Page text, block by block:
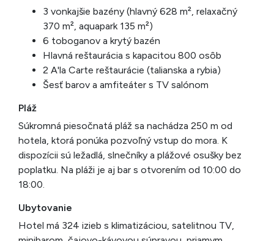
3 vonkajšie bazény (hlavný 628 m², relaxačný
370 m², aquapark 135 m²)
6 toboganov a krytý bazén
Hlavná reštaurácia s kapacitou 800 osôb
2 A'la Carte reštaurácie (talianska a rybia)
Šesť barov a amfiteáter s TV salónom
Pláž
Súkromná piesočnatá pláž sa nachádza 250 m od
hotela, ktorá ponúka pozvoľný vstup do mora. K
dispozícii sú ležadlá, slnečníky a plážové osušky bez
poplatku. Na pláži je aj bar s otvorením od 10:00 do
18:00.
Ubytovanie
Hotel má 324 izieb s klimatizáciou, satelitnou TV,